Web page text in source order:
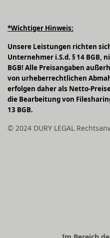
*Wichtiger Hinweis:
Unsere Leistungen richten
Unternehmer i.S.d. § 14 BGB,
BGB! Alle Preisangaben
von urheberrechtlichen
erfolgen daher als Netto-
die Bearbeitung von
13 BGB.
© 2024 DURY LEGAL